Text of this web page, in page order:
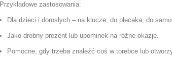
Przykładowe zastosowania:
Dla dzieci i dorosłych – na klucze, do plecaka, do
Jako drobny prezent lub upominek na różne okazje.
Pomocne, gdy trzeba znaleźć coś w torebce lub